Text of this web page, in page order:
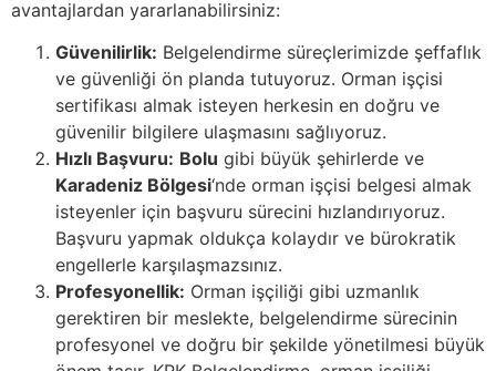
avantajlardan yararlanabilirsiniz:
Güvenilirlik: Belgelendirme süreçlerimizde şeffaflık
ve güvenliği ön planda tutuyoruz. Orman işçisi
sertifikası almak isteyen herkesin en doğru ve
güvenilir bilgilere ulaşmasını sağlıyoruz.
Hızlı Başvuru: Bolu gibi büyük şehirlerde ve
Karadeniz Bölgesi‘nde orman işçisi belgesi almak
isteyenler için başvuru sürecini hızlandırıyoruz.
Başvuru yapmak oldukça kolaydır ve bürokratik
engellerle karşılaşmazsınız.
Profesyonellik: Orman işçiliği gibi uzmanlık
gerektiren bir meslekte, belgelendirme sürecinin
profesyonel ve doğru bir şekilde yönetilmesi büyük